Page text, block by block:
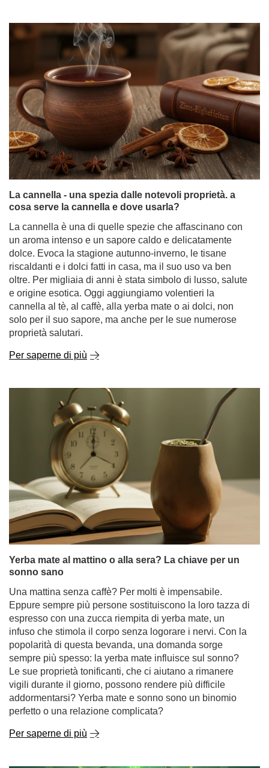
La yerba mate è salutare? Come influisce sul
colesterolo e sulla pressione sanguigna?
La yerba mate ha attirato l'attenzione per anni, non solo
tra le persone alla ricerca di una carica di energia
naturale, ma anche tra coloro che vogliono capire meglio
se la yerba mate è salutare e come questo infuso può
influire sul funzionamento quotidiano. Cresce anche
l'interesse per il suo potenziale ruolo nella salute del
cuore, in particolare per il suo impatto sui livelli di
colesterolo e sulla pressione sanguigna. Non sorprende
quindi che negli ultimi anni la yerba mate sia diventata
oggetto di numerosi studi scientifici.
Per saperne di più
La cannella - una spezia dalle notevoli proprietà. a
cosa serve la cannella e dove usarla?
La cannella è una di quelle spezie che affascinano con
un aroma intenso e un sapore caldo e delicatamente
dolce. Evoca la stagione autunno-inverno, le tisane
riscaldanti e i dolci fatti in casa, ma il suo uso va ben
oltre. Per migliaia di anni è stata simbolo di lusso, salute
e origine esotica. Oggi aggiungiamo volentieri la
cannella al tè, al caffè, alla yerba mate o ai dolci, non
solo per il suo sapore, ma anche per le sue numerose
proprietà salutari.
Per saperne di più